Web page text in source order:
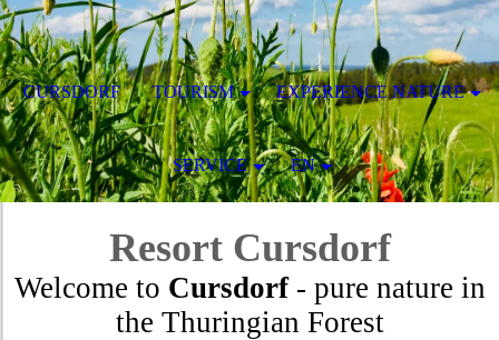
ResortCursdorf
Welcome to Cursdorf- pure nature in
the Thuringian Forest
CURSDORF TOURISM EXPERIENCE NATURE
SERVICE EN